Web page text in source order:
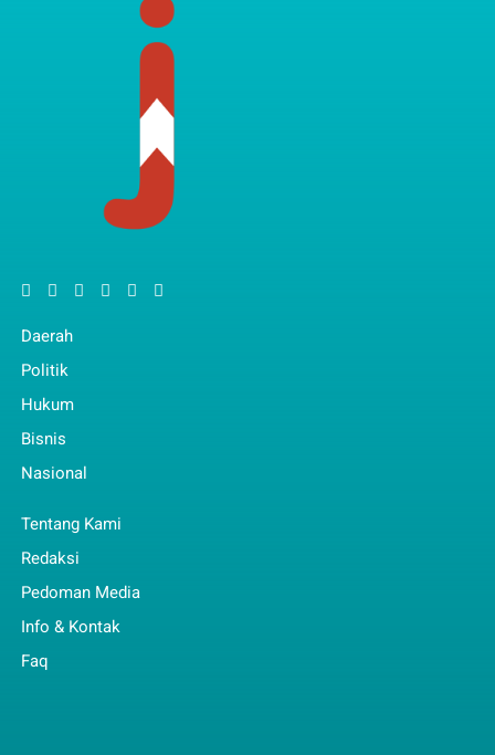
Daerah
Politik
Hukum
Bisnis
Nasional
Tentang Kami
Redaksi
Pedoman Media
Info & Kontak
Faq